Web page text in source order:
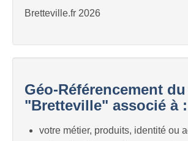
Bretteville.fr 2026
Géo-Référencement
"Bretteville" associé à :
votre métier, produits, identité ou